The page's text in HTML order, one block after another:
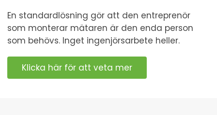
En standardlösning gör att den entreprenör
som monterar mätaren är den enda person
som behövs. Inget ingenjörsarbete heller.
Klicka här för att veta mer